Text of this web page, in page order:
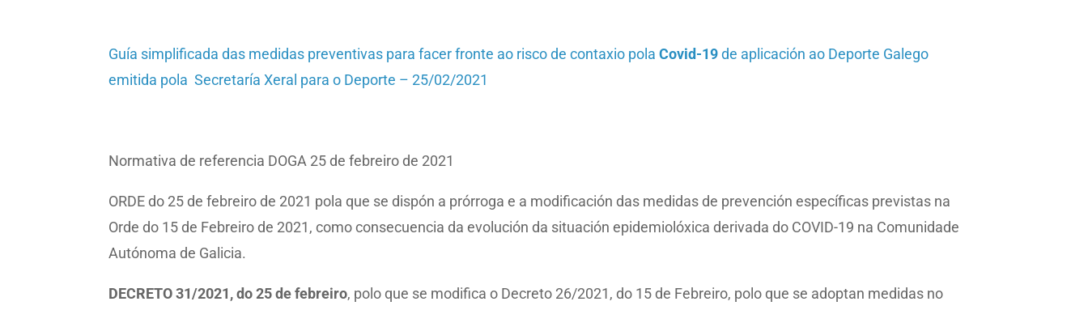
Guía simplificada das medidas preventivas para facer fronte ao risco de contaxio polaCovid-19de aplicación ao Deporte Galego
emitida pola Secretaría Xeral para o Deporte – 25/02/2021
Normativa de referencia DOGA 25 de febreiro de 2021
ORDE do 25 de febreiro de 2021 pola que se dispón a prórroga e a modificación das medidas de prevención específicas previstas na
Orde do 15 de Febreiro de 2021, como consecuencia da evolución da situación epidemiolóxica derivada do COVID-19 na Comunidade
Autónoma de Galicia.
DECRETO 31/2021, do 25 de febreiro, polo que se modifica o Decreto 26/2021, do 15 de Febreiro, polo que se adoptan medidas no